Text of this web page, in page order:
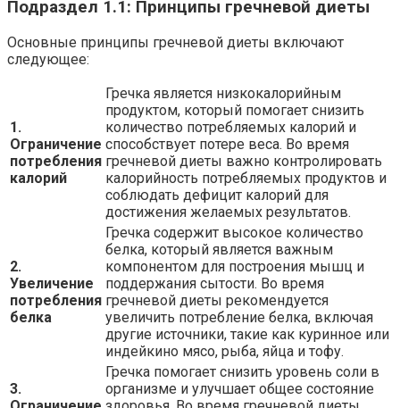
Подраздел 1.1: Принципы гречневой диеты
Основные принципы гречневой диеты включают
следующее:
1.
Ограничение
потребления
калорий
Гречка является низкокалорийным
продуктом, который помогает снизить
количество потребляемых калорий и
способствует потере веса. Во время
гречневой диеты важно контролировать
калорийность потребляемых продуктов и
соблюдать дефицит калорий для
достижения желаемых результатов.
2.
Увеличение
потребления
белка
Гречка содержит высокое количество
белка, который является важным
компонентом для построения мышц и
поддержания сытости. Во время
гречневой диеты рекомендуется
увеличить потребление белка, включая
другие источники, такие как куринное или
индейкино мясо, рыба, яйца и тофу.
3.
Гречка помогает снизить уровень соли в
организме и улучшает общее состояние